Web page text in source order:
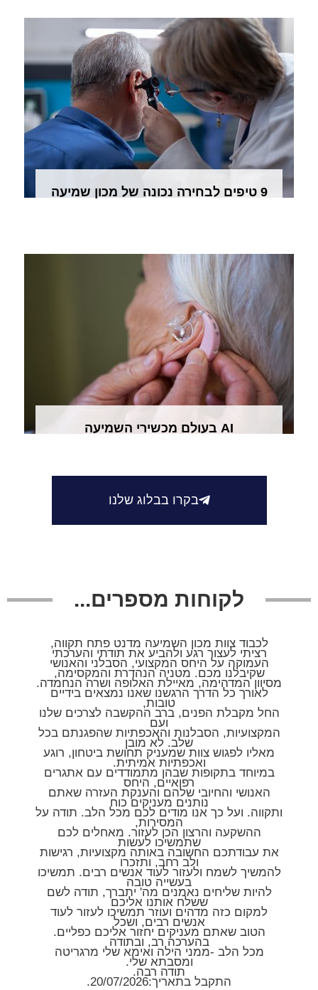
9 טיפים לבחירה נכונה של מכון שמיעה
AI בעולם מכשירי השמיעה
בקרו בבלוג שלנו
לקוחות מספרים...
לכבוד צוות מכון השמיעה מדנט פתח תקווה,
רציתי לעצור רגע ולהביע את תודתי והערכתי
העמוקה על היחס המקצועי, הסבלני והאנושי
שקיבלנו מכם. מטניה הנהדרת והמקסימה,
מסיוון המדהימה, מאיילת האלופה ושרה הנחמדה.
לאורך כל הדרך הרגשנו שאנו נמצאים בידיים
טובות,
החל מקבלת הפנים, ברב ההקשבה לצרכים שלנו
ועם
המקצועיות, הסבלנות והאכפתיות שהפגנתם בכל
שלב. לא מובן
מאליו לפגוש צוות שמעניק תחושת ביטחון, רוגע
ואכפתיות אמיתית.
במיוחד בתקופות שבהן מתמודדים עם אתגרים
רפואיים, היחס
האנושי והחיובי שלהם והענקת העזרה שאתם
נותנים מעניקים כוח
ותקווה. ועל כך אנו מודים לכם מכל הלב. תודה על
המסירות,
ההשקעה והרצון הכן לעזור. מאחלים לכם
שתמשיכו לעשות
את עבודתכם החשובה באותה מקצועיות, רגישות
ולב רחב, ותזכרו
להמשיך לשמח ולעזור לעוד אנשים רבים. תמשיכו
בעשייה טובה
להיות שליחים נאמנים מה' יתברך, תודה לשם
ששלח אותנו אליכם
למקום כזה מדהים ועוזר תמשיכו לעזור לעוד
אנשים רבים, ושכל
הטוב שאתם מעניקים יחזור אליכם כפליים.
בהערכה רב, ובתודה
מכל הלב -ממני הילה ואימא שלי מרגריטה
ומסבתא שלי.
תודה רבה.
התקבל בתאריך:20/07/2026.